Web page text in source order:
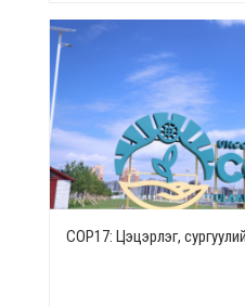
СОР17: Цэцэрлэг,